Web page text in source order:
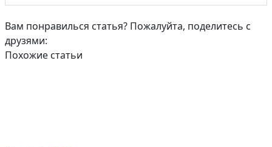
Вам понравилься статья? Пожалуйта, поделитесь с
друзями:
Похожие статьи